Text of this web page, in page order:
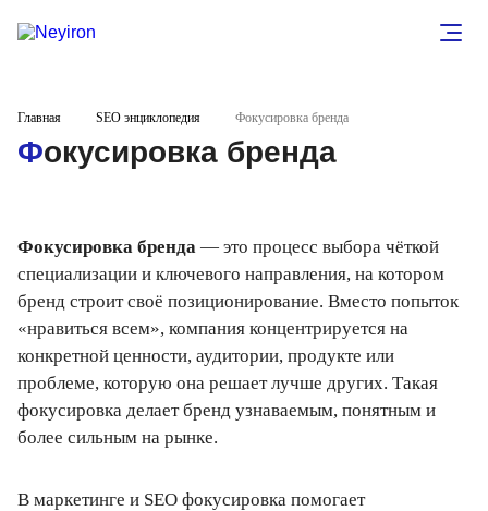
Главная SEO энциклопедия Фокусировка бренда
Фокусировка бренда
Фокусировка бренда — это процесс выбора чёткой
специализации и ключевого направления, на котором
бренд строит своё позиционирование. Вместо попыток
«нравиться всем», компания концентрируется на
конкретной ценности, аудитории, продукте или
проблеме, которую она решает лучше других. Такая
фокусировка делает бренд узнаваемым, понятным и
более сильным на рынке.
В маркетинге и SEO фокусировка помогает